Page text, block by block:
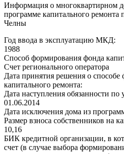
Информация о многоквартирном
программе капитального
Челны
Год ввода в эксплуатацию МКД:
1988
Способ формирования фонда
Счет регионального оператора
Дата принятия решения о
капитального ремонта:
Дата наступления обязанности по
01.06.2014
Дата исключения дома из
Размер взноса собственников на
10,16
БИК кредитной организации, в
счет (в случае выбора